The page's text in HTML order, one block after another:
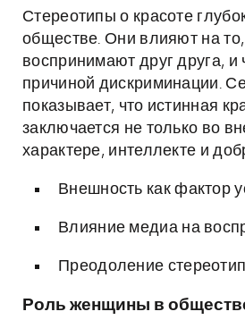
Стереотипы о красоте
обществе. Они влияют на
воспринимают друг друга, и
причиной дискриминации.
показывает, что истинная
заключается не только во
характере, интеллекте и
Внешность как фактор
Влияние медиа на
Преодоление
Роль женщины в